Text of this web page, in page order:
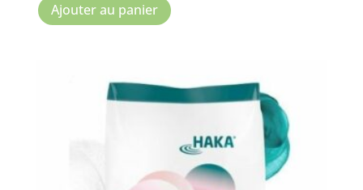
Ajouter au panier